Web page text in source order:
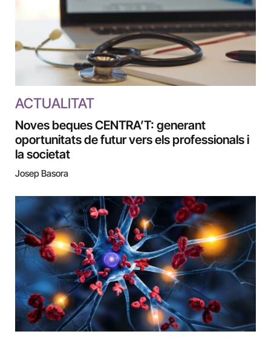
ACTUALITAT
Noves beques CENTRA’T: generant
oportunitats de futur vers els professionals i
la societat
Josep Basora